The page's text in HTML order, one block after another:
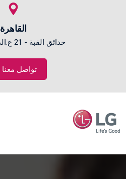
القاهرة
حدائق القبة - 21 ع.الدفاع الوطنى
تواصل معنا